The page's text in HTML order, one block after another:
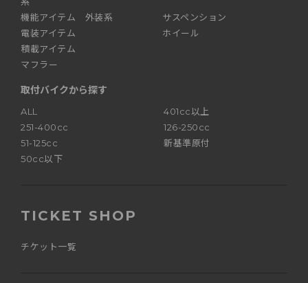
機能アイテム 外装系
電装アイテム
積載アイテム
マフラー
サスペンション
ホイール
取付バイクから探す
ALL
401cc以上
251-400cc
126-250cc
51-125cc
新基準原付
50cc以下
TICKET SHOP
チケット一覧